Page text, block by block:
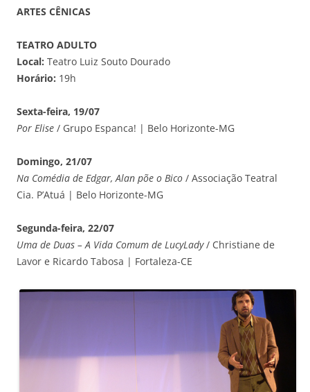
ARTES CÊNICAS
TEATRO ADULTO
Local: Teatro Luiz Souto Dourado
Horário: 19h
Sexta-feira, 19/07
Por Elise / Grupo Espanca! | Belo Horizonte-MG
Domingo, 21/07
Na Comédia de Edgar, Alan põe o Bico / Associação Teatral
Cia. P’Atuá | Belo Horizonte-MG
Segunda-feira, 22/07
Uma de Duas – A Vida Comum de LucyLady/ Christiane de
Lavor e Ricardo Tabosa | Fortaleza-CE